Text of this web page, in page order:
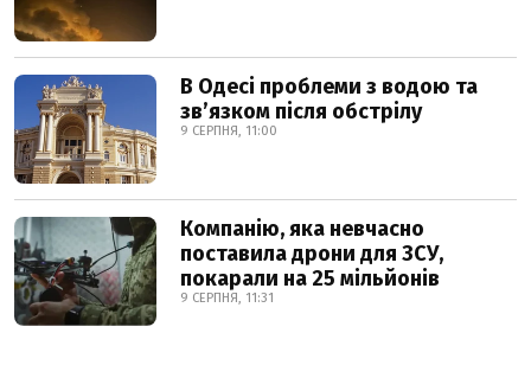
В Одесі проблеми з водою та
звʼязком після обстрілу
9 СЕРПНЯ, 11:00
Компанію, яка невчасно
поставила дрони для ЗСУ,
покарали на 25 мільйонів
9 СЕРПНЯ, 11:31